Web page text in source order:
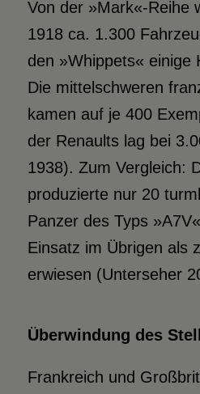
Von der »Mark«-Reihe
1918 ca. 1.300
den »Whippets« einige
Die mittelschweren
kamen auf je 400
der Renaults lag bei
1938). Zum Vergleich:
produzierte nur 20
Panzer des Typs
Einsatz im Übrigen als
erwiesen (Unterseher
Überwindung des
Frankreich und